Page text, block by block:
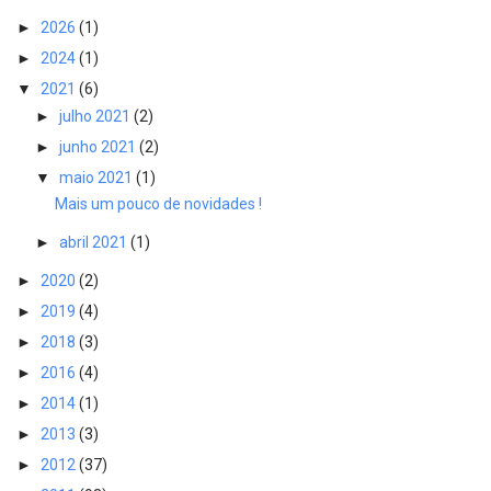
► 2026 (1)
► 2024(1)
▼ 2021 (6)
► julho 2021 (2)
► junho 2021 (2)
▼ maio 2021 (1)
Mais um pouco de novidades !
► abril 2021 (1)
► 2020 (2)
► 2019 (4)
► 2018 (3)
► 2016 (4)
► 2014(1)
► 2013 (3)
► 2012 (37)